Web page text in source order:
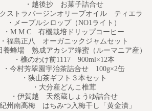
・越後抄 お菓子詰合せ
ラバージンオリーブオイル ティエラ
プルシロップ（NO1ライト）
有機栽培ドリップコーヒー
八 オーガニックジャムセット
熟成アカシア蜂蜜（ルーマニア産）
のわけ前1117 900ml×12本
芳翠園宇治茶詰合せ 100g×2缶
狭山茶ギフト３本セット
・大分産どんこ椎茸
賀越 天然蔵しょうゆ詰合せ
梅 はちみつ入梅干し「黄金漬」